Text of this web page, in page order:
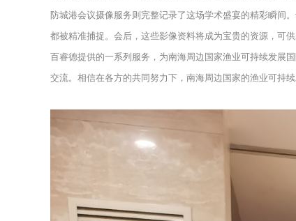
防城港会议摄像服务则完整记录了这场学术盛宴的精彩瞬间
都被精准捕捉。会后，这些影像资料将成为宝贵的资源，可
百睿德提供的一系列服务，为南海周边国家渔业可持续发展
交流。相信在各方的共同努力下，南海周边国家的渔业可持